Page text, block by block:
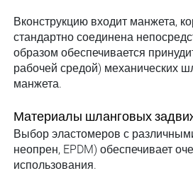
Вконструкцию входит манжета,
стандартно соединена
образом обеспечивается
рабочей средой) механических
манжета.
Материалы шланговых
Выбор эластомеров с
неопрен, EPDM) обеспечивает
использования.